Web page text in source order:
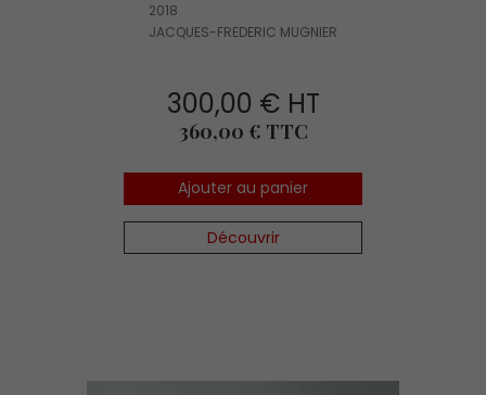
2018
JACQUES-FREDERIC MUGNIER
300,00 € HT
Prix
360,00 € TTC
Ajouter au panier
Découvrir